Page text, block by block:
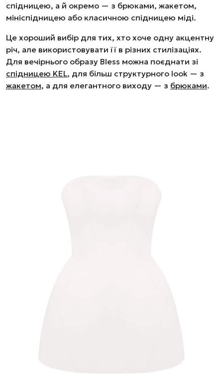
спідницею, а й окремо — з брюками, жакетом,
мініспідницею або класичною спідницею міді.
Це хороший вибір для тих, хто хоче одну акцентну
річ, але використовувати її в різних стилізаціях.
Для вечірнього образу Bless можна поєднати зі
спідницею KEL, для більш структурного look — з
жакетом, а для елегантного виходу — з брюками.